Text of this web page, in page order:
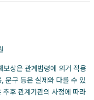
상은 관계법령에 의거 적용
구 등은 실제와 다를 수 있
후 관계기관의 사정에 따라